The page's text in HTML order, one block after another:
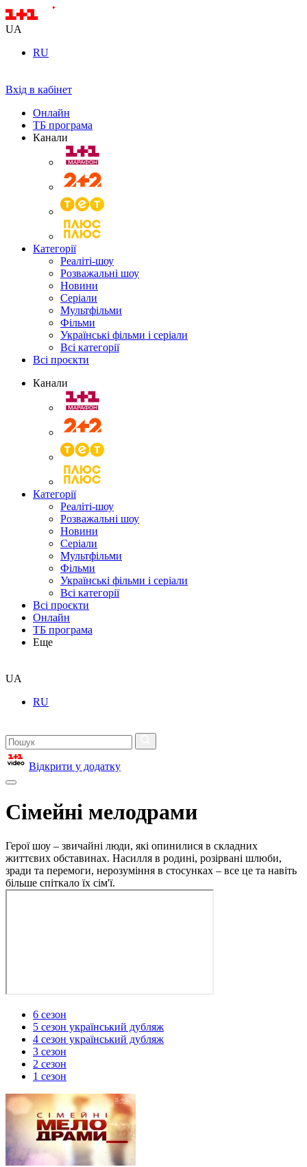
UA
RU
Вхід в кабінет
Онлайн
ТБ програма
Канали
Категорії
Реаліті-шоу
Розважальні шоу
Новини
Серіали
Мультфільми
Фільми
Українські фільми і серіали
Всі категорії
Всі проєкти
Канали
Категорії
Реаліті-шоу
Розважальні шоу
Новини
Серіали
Мультфільми
Фільми
Українські фільми і серіали
Всі категорії
Всі проєкти
Онлайн
ТБ програма
Еще
UA
RU
Відкрити у додатку
Сімейні мелодрами
Герої шоу – звичайні люди, які опинилися в складних
життєвих обставинах. Насилля в родині, розірвані шлюби,
зради та перемоги, нерозуміння в стосунках – все це та навіть
більше спіткало їх сім'ї.
6 сезон
5 сезон український дубляж
4 сезон український дубляж
3 сезон
2 сезон
1 сезон